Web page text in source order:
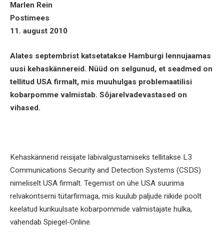
Marlen Rein
Postimees
11. august 2010
Alates septembrist katsetatakse Hamburgi lennujaamas
uusi kehaskännereid. Nüüd on selgunud, et seadmed on
tellitud USA firmalt, mis muuhulgas problemaatilisi
kobarpomme valmistab. Sõjarelvadevastased on
vihased.
Kehaskännerid reisijate läbivalgustamiseks tellitakse L3
Communications Security and Detection Systems (CSDS)
nimeliselt USA firmalt. Tegemist on ühe USA suurima
relvakontserni tütarfirmaga, mis kuulub paljude riikide poolt
keelatud kurikuulsate kobarpommide valmistajate hulka,
vahendab Spiegel-Online.